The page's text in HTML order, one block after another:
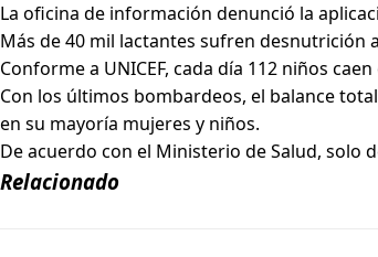
La oficina de información denunció la
Más de 40 mil lactantes sufren desnutrición
Conforme a UNICEF, cada día 112 niños
Con los últimos bombardeos, el balance
en su mayoría mujeres y niños.
De acuerdo con el Ministerio de Salud, solo
Relacionado